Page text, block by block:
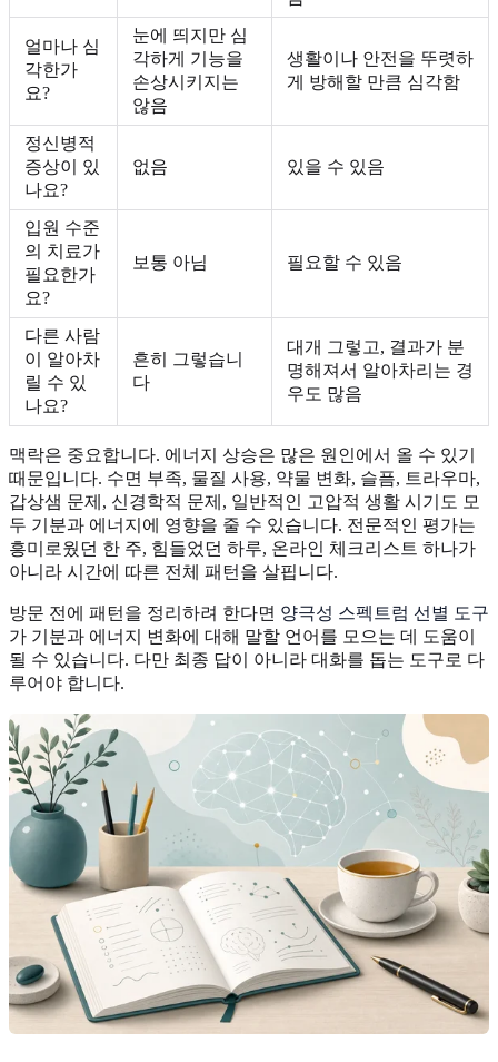
얼마나 심
각한가
요?
눈에 띄지만 심
각하게 기능을
손상시키지는
않음
생활이나 안전을 뚜렷하
게 방해할 만큼 심각함
정신병적
증상이 있
나요?
없음 있을 수 있음
입원 수준
의 치료가
필요한가
요?
보통 아님 필요할 수 있음
다른 사람
이 알아차
릴 수 있
나요?
흔히 그렇습니
다
대개 그렇고, 결과가 분
명해져서 알아차리는 경
우도 많음
맥락은 중요합니다. 에너지 상승은 많은 원인에서 올 수 있기
때문입니다. 수면 부족, 물질 사용, 약물 변화, 슬픔, 트라우마,
갑상샘 문제, 신경학적 문제, 일반적인 고압적 생활 시기도 모
두 기분과 에너지에 영향을 줄 수 있습니다. 전문적인 평가는
흥미로웠던 한 주, 힘들었던 하루, 온라인 체크리스트 하나가
아니라 시간에 따른 전체 패턴을 살핍니다.
방문 전에 패턴을 정리하려 한다면 양극성 스펙트럼 선별 도구
가 기분과 에너지 변화에 대해 말할 언어를 모으는 데 도움이
될 수 있습니다. 다만 최종 답이 아니라 대화를 돕는 도구로 다
루어야 합니다.